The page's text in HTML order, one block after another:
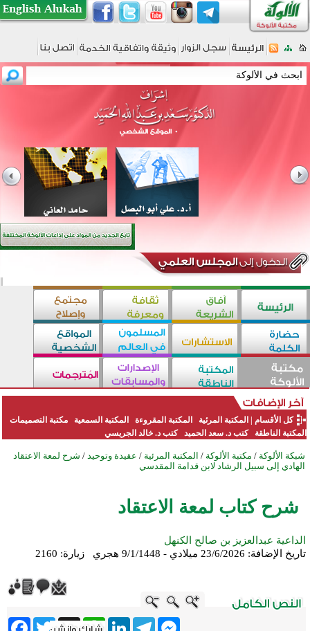
كل الأقسام المكتبة المرئية المكتبة المقروءة المكتبة السمعية
مكتبة التصميمات
المكتبة الناطقة
كتب د. سعد الحميد كتب د. خالد الجريسي
شبكة الألوكة / مكتبة الألوكة / المكتبة المرئية / عقيدة وتوحيد / شرح لمعة الاعتقاد
الهادي إلى سبيل الرشاد لابن قدامة المقدسي
شرح كتاب لمعة الاعتقاد
الداعية عبدالعزيز بن صالح الكنهل
تاريخ الإضافة: 23/6/2026 ميلادي - 9/1/1448 هجري زيارة: 2160
Twitter X
WhatsApp
LinkedInTelegram
Messenger